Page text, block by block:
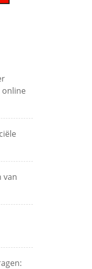
online
van